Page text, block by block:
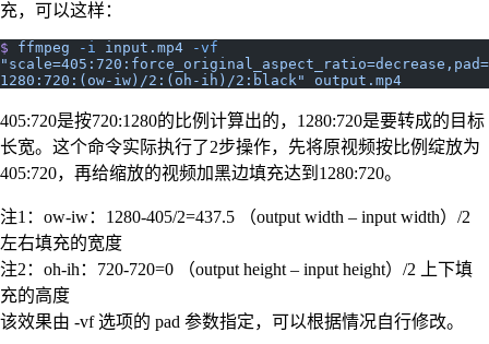
充，可以这样：
$ ffmpeg -i input.mp4 -vf
"scale=405:720:force_original_aspect_ratio=decrease,pad=
1280:720:(ow-iw)/2:(oh-ih)/2:black"
output.mp4
405:720是按720:1280的比例计算出的，1280:720是要转成的目标
长宽。这个命令实际执行了2步操作，先将原视频按比例绽放为
405:720，再给缩放的视频加黑边填充达到1280:720。
注1：ow-iw：1280-405/2=437.5 （output width – input width）/2
左右填充的宽度
注2：oh-ih：720-720=0 （output height – input height）/2 上下填
充的高度
该效果由 -vf 选项的 pad 参数指定，可以根据情况自行修改。